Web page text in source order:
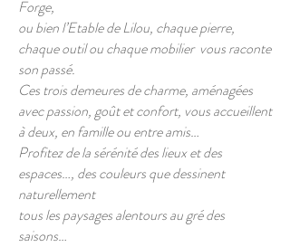
Forge,
ou bien l’Etable de Lilou, chaque pierre,
chaque outil ou chaque mobilier vous raconte
son passé.
Ces trois demeures de charme, aménagées
avec passion, goût et confort, vous accueillent
à deux, en famille ou entre amis…
Profitez de la sérénité des lieux et des
espaces…, des couleurs que dessinent
naturellement
tous les paysages alentours au gré des
saisons…